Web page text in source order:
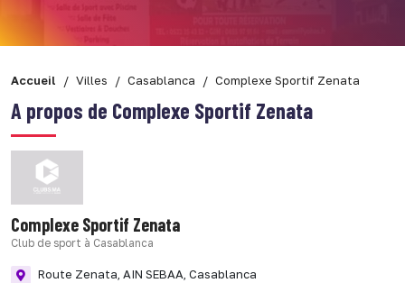
Accueil Villes Casablanca Complexe Sportif Zenata
A propos de Complexe Sportif Zenata
Complexe Sportif Zenata
Club de sport à Casablanca
Route Zenata, AIN SEBAA, Casablanca